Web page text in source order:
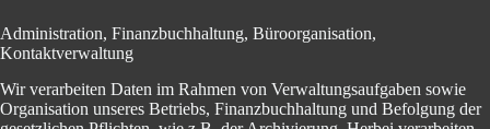
Administration, Finanzbuchhaltung, Büroorganisation,
Kontaktverwaltung
Wir verarbeiten Daten im Rahmen von Verwaltungsaufgaben sowie
Organisation unseres Betriebs, Finanzbuchhaltung und Befolgung der